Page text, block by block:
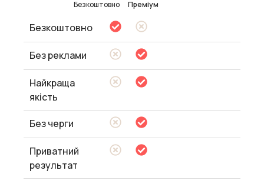
Безкоштовно Преміум
Безкоштовно
Без реклами
Найкраща
якість
Без черги
Приватний
результат